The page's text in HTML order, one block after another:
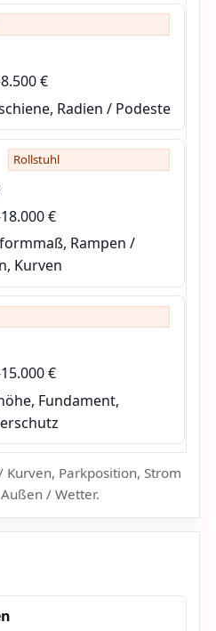
€
Radien / Podeste
Rollstuhl
€
Rampen /
Kurven
€
Fundament,
Parkposition, Strom
/ Wetter.